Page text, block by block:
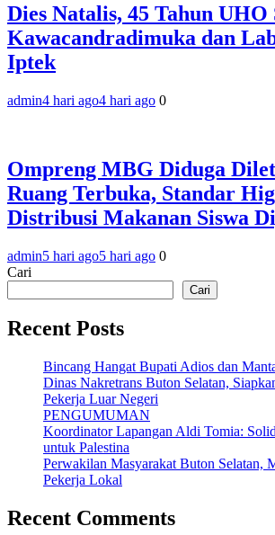
‎Dies Natalis, 45 Tahun UHO
Kawacandradimuka dan
Iptek‎
admin4 hari ago4 hari ago 0
Ompreng MBG Diduga
Ruang Terbuka, Standar
Distribusi Makanan Siswa
admin5 hari ago5 hari ago 0
Cari
Cari
Recent Posts
Bincang Hangat Bupati Adios dan
Dinas Nakretrans Buton Selatan,
Pekerja Luar Negeri
PENGUMUMAN
Koordinator Lapangan Aldi Tomia:
untuk Palestina
Perwakilan Masyarakat Buton Selatan,
Pekerja Lokal
Recent Comments